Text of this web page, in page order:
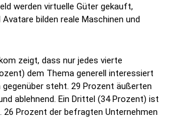
werden virtuelle Güter gekauft,
bilden reale Maschinen und
zeigt, dass nur jedes vierte
dem Thema generell interessiert
steht. 29 Prozent äußerten
ablehnend. Ein Drittel (34 Prozent) ist
26 Prozent der befragten Unternehmen